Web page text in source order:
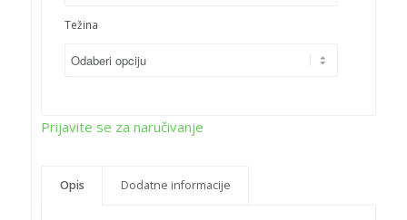
Težina
Prijavite se za naručivanje
Opis Dodatne informacije